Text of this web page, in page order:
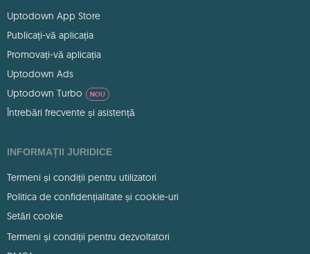
Uptodown App Store
Publicați-vă aplicația
Promovați-vă aplicația
Uptodown Ads
Uptodown Turbo
NOU
Întrebări frecvente și asistență
INFORMAȚII JURIDICE
Termeni și condiții pentru utilizatori
Politica de confidențialitate și cookie-uri
Setări cookie
Termeni și condiții pentru dezvoltatori